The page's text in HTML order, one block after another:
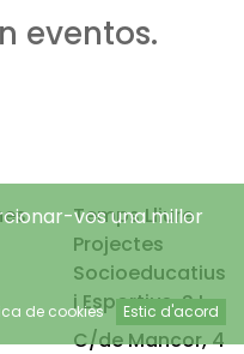
eventos.
Temps Lliure
Projectes
Socioeducatius
i Esportius, S.L.
C/de Mancor, 4
vos una millor
de cookies Estic d'acord